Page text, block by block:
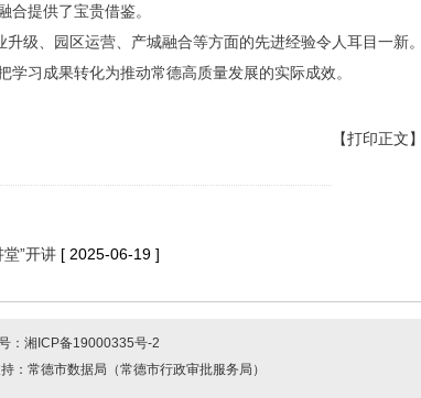
提供了宝贵借鉴。
级、园区运营、产城融合等方面的先进经验令人耳目一新。
习成果转化为推动常德高质量发展的实际成效。
【打印正文】
”开讲 [ 2025-06-19 ]
： 湘ICP备19000335号-2
术支持：常德市数据局（常德市行政审批服务局）